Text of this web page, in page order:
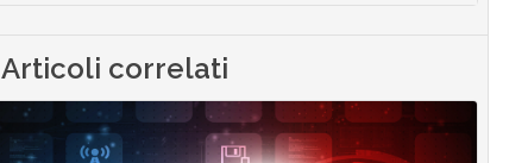
Articoli correlati